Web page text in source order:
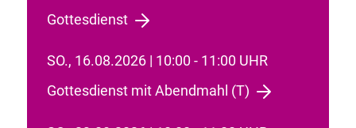
Gottesdienst
SO., 16.08.2026 | 10:00 - 11:00 UHR
Gottesdienst mit Abendmahl (T)